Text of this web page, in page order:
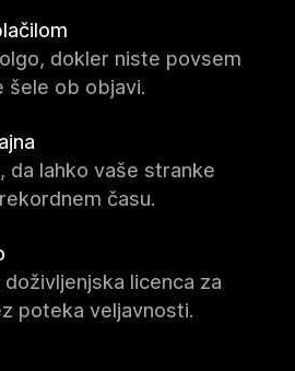
dokler niste povsem
šele ob objavi.
da lahko vaše stranke
času.
licenca za
poteka veljavnosti.